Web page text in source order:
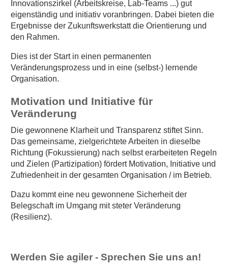
Innovationszirkel (Arbeitskreise, Lab-Teams ...) gut
eigenständig und initiativ voranbringen. Dabei bieten die
Ergebnisse der Zukunftswerkstatt die Orientierung und
den Rahmen.
Dies ist der Start in einen permanenten
Veränderungsprozess und in eine (selbst-) lernende
Organisation.
Motivation und Initiative für
Veränderung
Die gewonnene Klarheit und Transparenz stiftet Sinn.
Das gemeinsame, zielgerichtete Arbeiten in dieselbe
Richtung (Fokussierung) nach selbst erarbeiteten Regeln
und Zielen (Partizipation) fördert Motivation, Initiative und
Zufriedenheit in der gesamten Organisation / im Betrieb.
Dazu kommt eine neu gewonnene Sicherheit der
Belegschaft im Umgang mit steter Veränderung
(Resilienz).
Werden Sie agiler - Sprechen Sie uns an!